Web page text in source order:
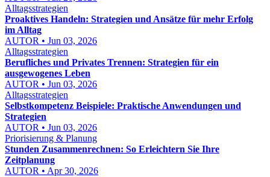
Alltagsstrategien
Proaktives Handeln: Strategien und Ansätze für mehr Erfolg
im Alltag
AUTOR • Jun 03, 2026
Alltagsstrategien
Berufliches und Privates Trennen: Strategien für ein
ausgewogenes Leben
AUTOR • Jun 03, 2026
Alltagsstrategien
Selbstkompetenz Beispiele: Praktische Anwendungen und
Strategien
AUTOR • Jun 03, 2026
Priorisierung & Planung
Stunden Zusammenrechnen: So Erleichtern Sie Ihre
Zeitplanung
AUTOR • Apr 30, 2026